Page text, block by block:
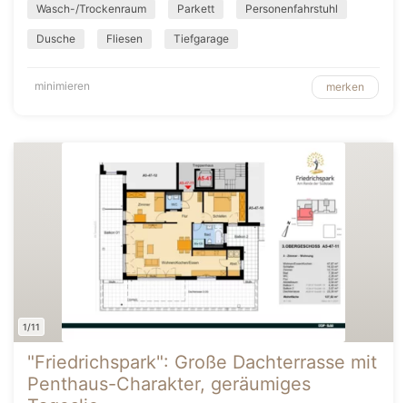
Wasch-/Trockenraum Parkett Personenfahrstuhl
Dusche Fliesen Tiefgarage
minimieren merken
1/11
"Friedrichspark": Große Dachterrasse mit
Penthaus-Charakter, geräumiges